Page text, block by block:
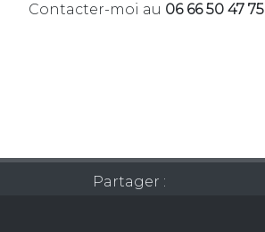
Contacter-moi au 06 66 50 47 75
Partager :